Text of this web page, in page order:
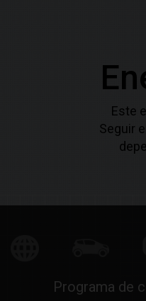
Este
Seguir
Programa de